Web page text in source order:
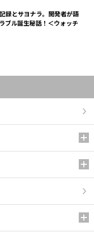
録とサヨナラ。開発者が語
ブル誕生秘話！＜ウォッチ